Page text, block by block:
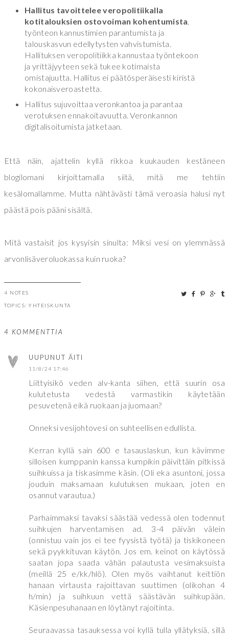
Hallitus tavoittelee veropolitiikalla
kotitalouksien ostovoiman kohentumista
työnteon kannustimien parantumista ja
talouskasvun edellytysten vahvistumista.
Hallituksen veropolitiikka kannustaa työntekoon
ja yrittäjyyteen sekä tukee kotimaista
omistajuutta. Hallitus ei päätösperäisesti kiristä
kokonaisveroastetta.
Hallitus sujuvoittaa veronkantoa ja parantaa
verotuksen ennakoitavuutta. Veronkannon
digitalisoitumista jatketaan.
Että näin, ajattelin kyllä rikkoa kuukauden kestäneen
blogilomani kirjoittamalla siitä, mitä me tehtiin
kesälomallamme. Mutta nähtävästi tämä veroasia halusi nyt
päästä pois pääni sisältä.
Mitä vastaisit jos kysyisin sinulta: Miksi vesi on ylemmässä
arvonlisäveroluokassa kuin ruoka?
4 NOTES
TOPICS: YHTEISKUNTA
4 KOMMENTTIA
UUPUNUT ÄITI
11/8/24 17:46
Liittyisikö veden alv-kanta siihen, että suurin osa
kulutetusta vedestä varmastikin käytetään
pesuvetenä eikä ruokaan ja juomaan?
Onneksi vesijohtovesi on suhteellisen edullista.
Kerran kyllä sain 600 e tasauslaskun, kun kävimme
silloisen kumppanin kanssa kumpikin päivittäin pitkissä
suihkuissa ja tiskasimme käsin. (Oli eka asuntoni, jossa
jouduin maksamaan kulutuksen mukaan, joten en
osannut varautua.)
Parhaimmaksi tavaksi säästää vedessä olen todennut
suihkujen harventamisen ad. 3-4 päivän välein
(onnistuu vain jos ei tee fyysistä työtä) ja tiskikoneen
sekä pyykkituvan käytön. Jos em. keinot on käytössä
saatan jopa saada vähän palautusta vesimaksuista
(meillä 25 e/kk/hlö). Olen myös vaihtanut keittiön
hanaan virtausta rajoittavan suuttimen (olikohan 4
h/min) ja suihkuun vettä säästävän suihkupään.
Käsienpesuhanaan en löytänyt rajoitinta.
Seuraavassa tasauksessa voi kyllä tulla yllätyksiä, sillä